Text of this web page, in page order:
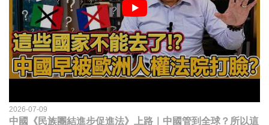
2026-07-09
中國《民族團結進步促進法》上路｜中國管到全球？所以這